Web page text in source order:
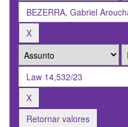
Retornar valores